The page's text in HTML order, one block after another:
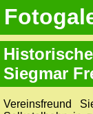
Siegmar
Vereinsfreund